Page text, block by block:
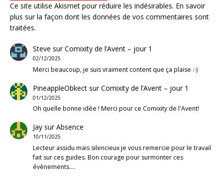
Ce site utilise Akismet pour réduire les indésirables. En savoir
plus sur la façon dont les données de vos commentaires sont
traitées.
Steve surComixity de l’Avent – jour 1
02/12/2025
Merci beaucoup, je suis vraiment content que ça plaise :-)
PineappleObkectsurComixity de l’Avent – jour 1
01/12/2025
Oh quelle bonne idée ! Merci pour ce Comixity de l'Avent!
JaysurAbsence
10/11/2025
Lecteur assidu mais silencieux je vous remercie pour le travail
fait sur ces guides. Bon courage pour surmonter ces
évènements.…